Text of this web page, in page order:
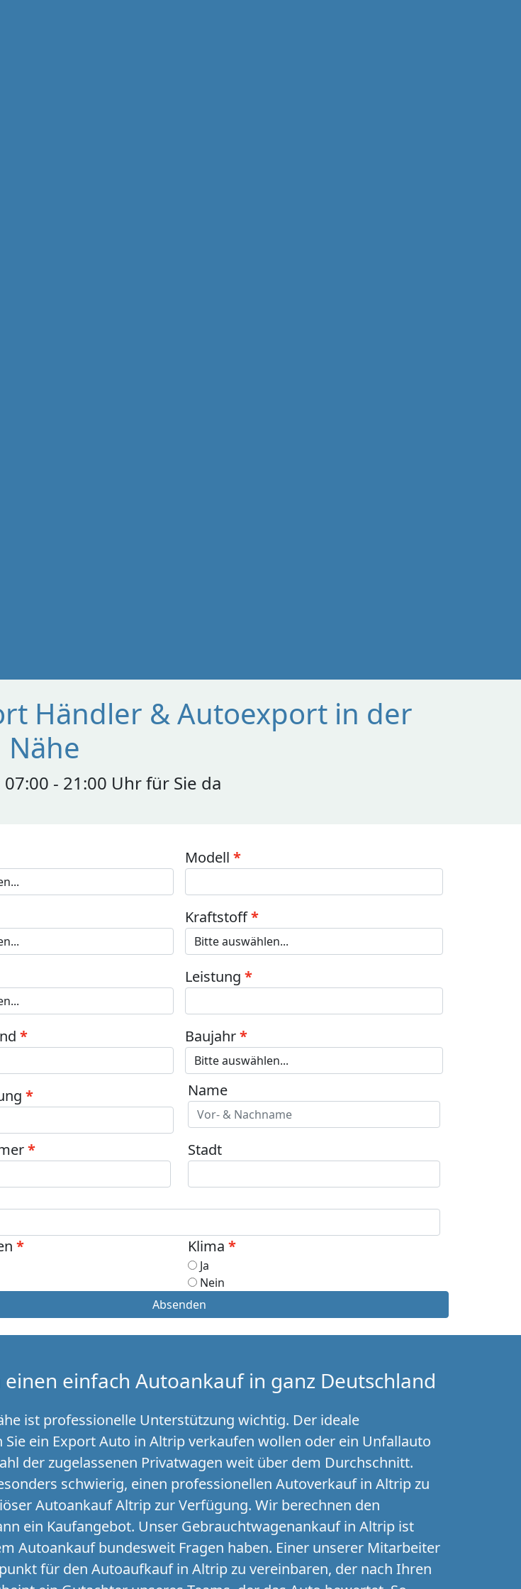
Händler & Autoexport in der
Nähe
- 21:00 Uhr für Sie da
Modell
Kraftstoff
Leistung
Baujahr
Name
Stadt
Klima
Ja
Nein
Absenden
einfach Autoankauf in ganz Deutschland
ist professionelle Unterstützung wichtig. Der ideale
ein Export Auto in Altrip verkaufen wollen oder ein Unfallauto
der zugelassenen Privatwagen weit über dem Durchschnitt.
schwierig, einen professionellen Autoverkauf in Altrip zu
Autoankauf Altrip zur Verfügung. Wir berechnen den
ein Kaufangebot. Unser Gebrauchtwagenankauf in Altrip ist
Autoankauf bundesweit Fragen haben. Einer unserer Mitarbeiter
für den Autoaufkauf in Altrip zu vereinbaren, der nach Ihren